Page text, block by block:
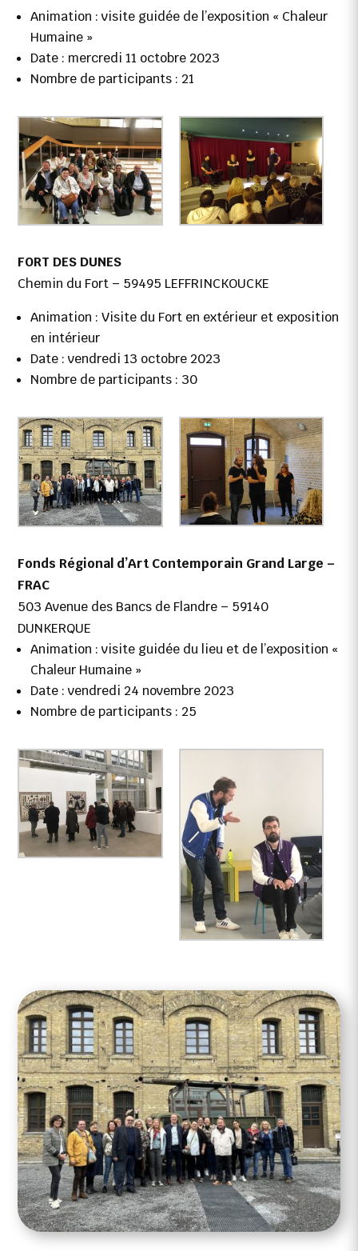
Animation : visite guidée de l’exposition « Chaleur
Humaine »
Date : mercredi 11 octobre 2023
Nombre de participants : 21
FORT DES DUNES
Chemin du Fort – 59495 LEFFRINCKOUCKE
Animation : Visite du Fort en extérieur et exposition
en intérieur
Date : vendredi 13 octobre 2023
Nombre de participants : 30
Fonds Régional d’Art Contemporain Grand Large –
FRAC
503 Avenue des Bancs de Flandre – 59140
DUNKERQUE
Animation : visite guidée du lieu et de l’exposition «
Chaleur Humaine »
Date : vendredi 24 novembre 2023
Nombre de participants : 25